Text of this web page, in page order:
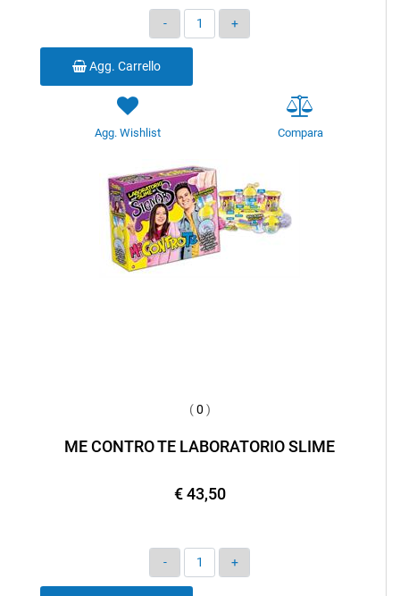
Quantità
Agg. Carrello
Agg. Wishlist Compara
(0 )
ME CONTRO TE LABORATORIO SLIME
€ 43,50
Quantità